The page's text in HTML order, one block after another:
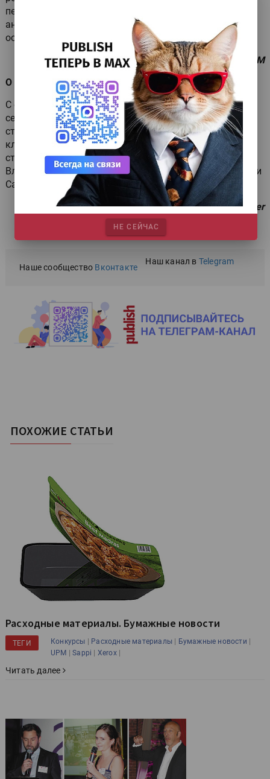
печатников. Первые серии платных тренингов на
английском языке будут организованы в Германии
осенью 2008 г.
Источник: UPM
О достоинствах «балета»
С октября 2008 г.International Paperначинает серию
семинаров «Ballet c технологией ColorLok — новый
стандарт офисной бумаги», ориентированных на
клиентов 2-го уровня по всей России. Семинары
стартуют в Ростове-на-Дону, продолжатся в Москве,
Владивостоке, Самаре, Новосибирске, Екатеринбурге и
Санкт-Петербурге.
Источник: International Paper
Наше сообщество Вконтакте
Наш канал в Telegram
ПОХОЖИЕ СТАТЬИ
Расходные материалы. Бумажные новости
ТЕГИ Конкурсы | Расходные материалы | Бумажные новости |
UPM |Sappi | Xerox|
Читать далее
НЕ СЕЙЧАС